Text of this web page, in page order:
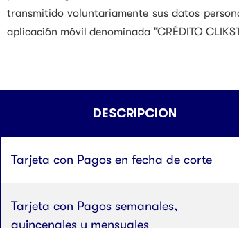
transmitido voluntariamente sus datos
aplicación móvil denominada “CRÉDITO
DESCRIPCION
Tarjeta con Pagos en fecha de corte
Tarjeta con Pagos semanales,
quincenales y mensuales